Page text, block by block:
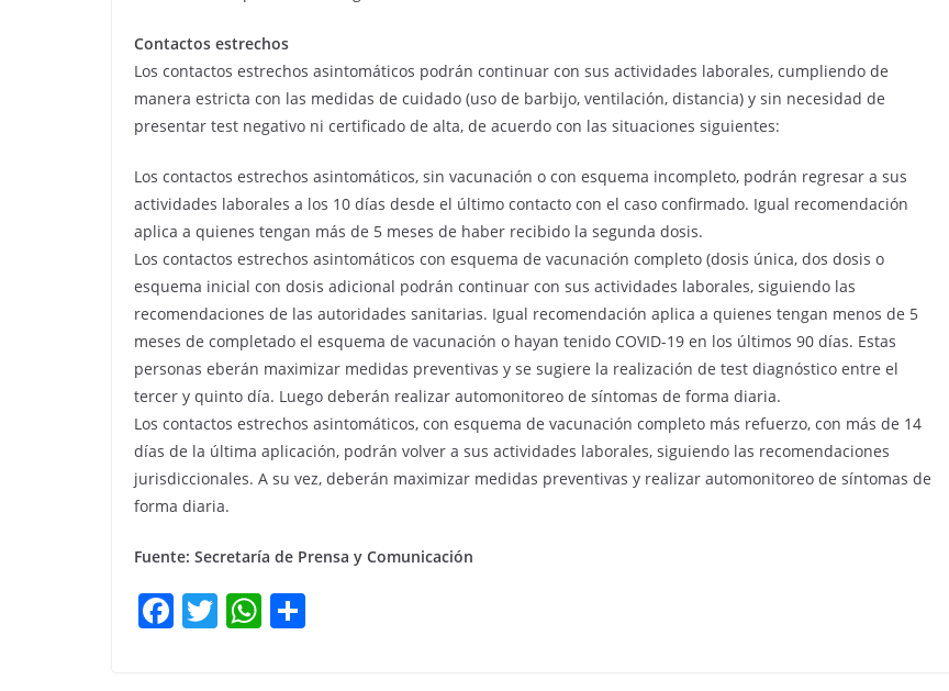
Contactos estrechos
Los contactos estrechos asintomáticos podrán continuar con sus actividades laborales, cumpliendo de
manera estricta con las medidas de cuidado (uso de barbijo, ventilación, distancia) y sin necesidad de
presentar test negativo ni certificado de alta, de acuerdo con las situaciones siguientes:
Los contactos estrechos asintomáticos, sin vacunación o con esquema incompleto, podrán regresar a sus
actividades laborales a los 10 días desde el último contacto con el caso confirmado. Igual recomendación
aplica a quienes tengan más de 5 meses de haber recibido la segunda dosis.
Los contactos estrechos asintomáticos con esquema de vacunación completo (dosis única, dos dosis o
esquema inicial con dosis adicional podrán continuar con sus actividades laborales, siguiendo las
recomendaciones de las autoridades sanitarias. Igual recomendación aplica a quienes tengan menos de 5
meses de completado el esquema de vacunación o hayan tenido COVID-19 en los últimos 90 días. Estas
personas eberán maximizar medidas preventivas y se sugiere la realización de test diagnóstico entre el
tercer y quinto día. Luego deberán realizar automonitoreo de síntomas de forma diaria.
Los contactos estrechos asintomáticos, con esquema de vacunación completo más refuerzo, con más de 14
días de la última aplicación, podrán volver a sus actividades laborales, siguiendo las recomendaciones
jurisdiccionales. A su vez, deberán maximizar medidas preventivas y realizar automonitoreo de síntomas de
forma diaria.
Fuente: Secretaría de Prensa y Comunicación
F T W